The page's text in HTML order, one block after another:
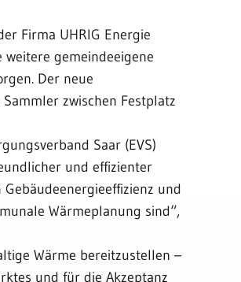
Firma UHRIG Energie
gemeindeeigene
Der neue
zwischen Festplatz
Saar (EVS)
und effizienter
und
Wärmeplanung sind“,
Wärme bereitzustellen –
und für die Akzeptanz